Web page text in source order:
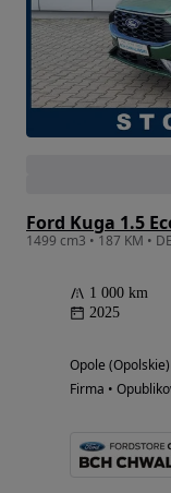
Ford Kuga 1.5
1 000 km
2025
Opole (Opolskie)
Firma •